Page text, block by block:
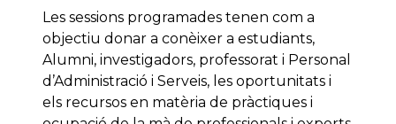
Les sessions programades tenen com a
objectiu donar a conèixer a estudiants,
Alumni, investigadors, professorat i Personal
d’Administració i Serveis, les oportunitats i
els recursos en matèria de pràctiques i